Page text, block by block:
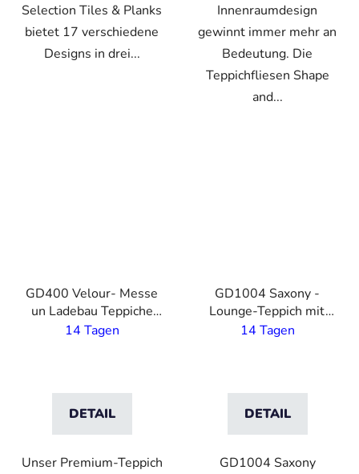
Selection Tiles & Planks
bietet 17 verschiedene
Designs in drei...
Innenraumdesign
gewinnt immer mehr an
Bedeutung. Die
Teppichfliesen Shape
and...
GD400 Velour- Messe
un Ladebau Teppiche
mit modernster Druck-
14 Tagen
DETAIL
Unser Premium-Teppich
GD1004 Saxony -
Lounge-Teppich mit
eigenem Druck- 4m
14 Tagen
DETAIL
GD1004 Saxony